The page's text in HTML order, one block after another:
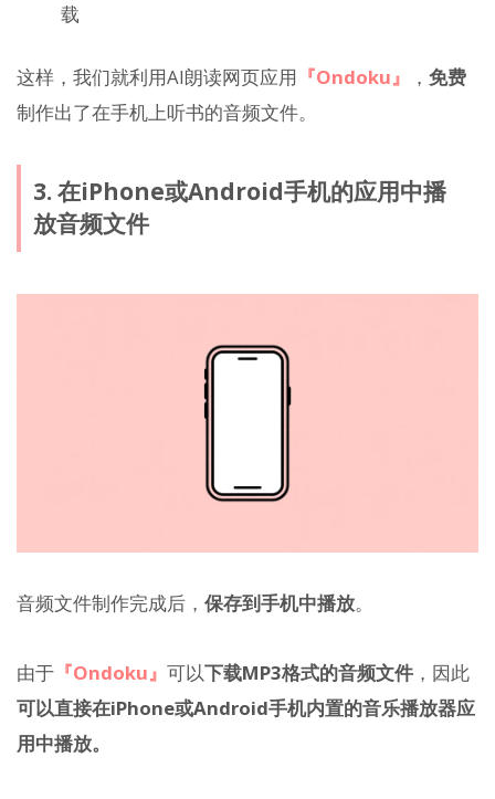
载
这样，我们就利用AI朗读网页应用 『Ondoku』 ， 免费
制作出了在手机上听书的音频文件。
3. 在iPhone或Android手机的应用中播
放音频文件
音频文件制作完成后， 保存到手机中播放。
由于 『Ondoku』 可以下载MP3格式的音频文件 ，因此
可以直接在iPhone或Android手机内置的音乐播放器应
用中播放。